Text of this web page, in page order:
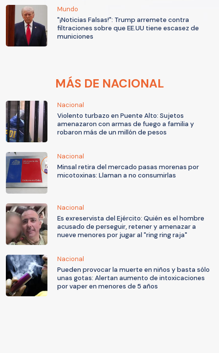
Mundo
"¡Noticias Falsas!": Trump arremete contra
filtraciones sobre que EE.UU tiene escasez de
municiones
MÁS DE NACIONAL
Nacional
Violento turbazo en Puente Alto: Sujetos
amenazaron con armas de fuego a familia y
robaron más de un millón de pesos
Nacional
Minsal retira del mercado pasas morenas por
micotoxinas: Llaman a no consumirlas
Nacional
Es exreservista del Ejército: Quién es el hombre
acusado de perseguir, retener y amenazar a
nueve menores por jugar al "ring ring raja"
Nacional
Pueden provocar la muerte en niños y basta sólo
unas gotas: Alertan aumento de intoxicaciones
por vaper en menores de 5 años